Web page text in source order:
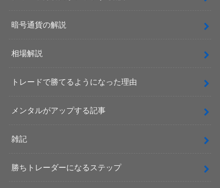
暗号通貨の解説
相場解説
トレードで勝てるようになった理由
メンタルがアップする記事
雑記
勝ちトレーダーになるステップ